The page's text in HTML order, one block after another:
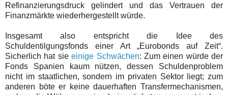
Refinanzierungsdruck gelindert und das Vertrauen der
Finanzmärkte wiederhergestellt würde.
Insgesamt also entspricht die Idee des
Schuldentilgungsfonds einer Art „Eurobonds auf Zeit“.
Sicherlich hat sieeinige Schwächen: Zum einen würde der
Fonds Spanien kaum nützen, dessen Schuldenproblem
nicht im staatlichen, sondern im privaten Sektor liegt; zum
anderen böte er keine dauerhaften Transfermechanismen,